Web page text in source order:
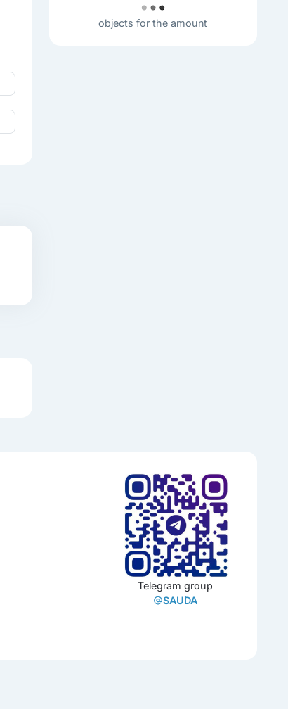
objects for the amount
Telegram group
SAUDA